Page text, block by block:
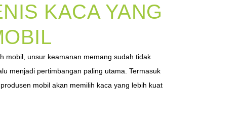
KACA YANG
mobil, unsur keamanan memang sudah tidak
menjadi pertimbangan paling utama. Termasuk
mobil akan memilih kaca yang lebih kuat